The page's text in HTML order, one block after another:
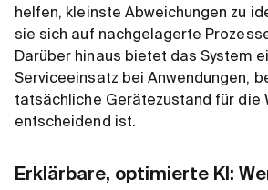
helfen, kleinste Abweichungen zu
sie sich auf nachgelagerte
Darüber hinaus bietet das System
Serviceeinsatz bei Anwendungen,
tatsächliche Gerätezustand für die
entscheidend ist.
Erklärbare, optimierte KI: